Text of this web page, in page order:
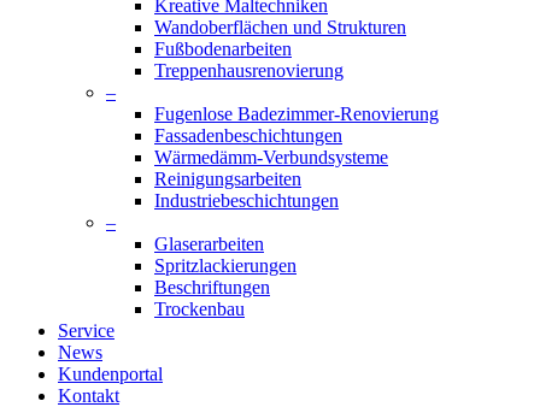
Kreative Maltechniken
Wandoberflächen und Strukturen
Fußbodenarbeiten
Treppenhausrenovierung
–
Fugenlose Badezimmer-Renovierung
Fassadenbeschichtungen
Wärmedämm-Verbundsysteme
Reinigungsarbeiten
Industriebeschichtungen
–
Glaserarbeiten
Spritzlackierungen
Beschriftungen
Trockenbau
Service
News
Kundenportal
Kontakt